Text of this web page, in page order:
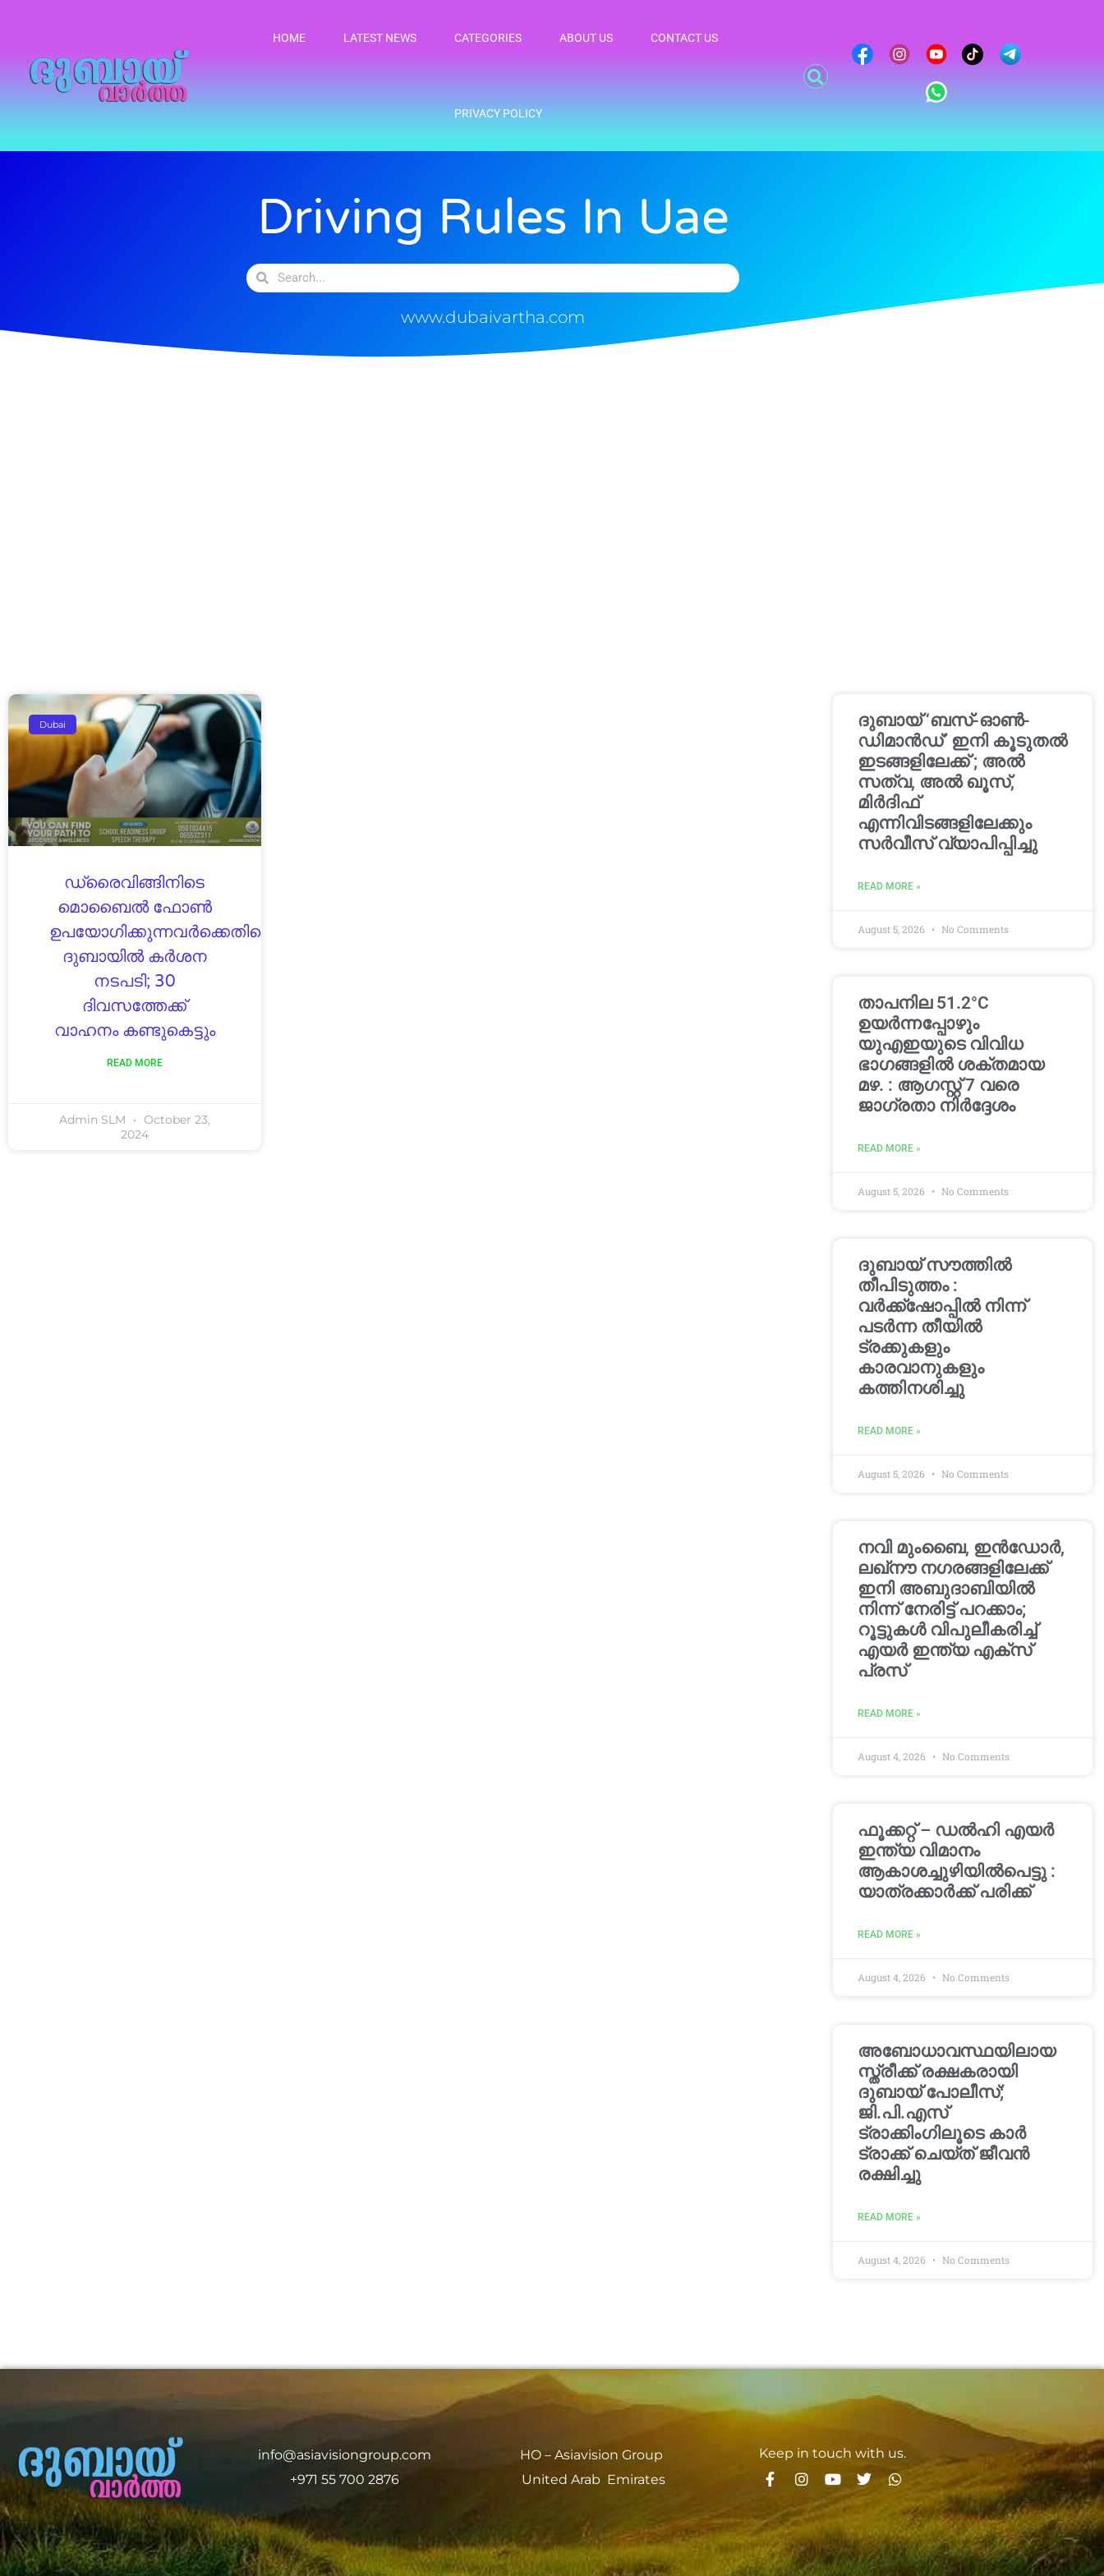
HOME LATEST NEWS CATEGORIES ABOUT US CONTACT US
PRIVACY POLICY
Driving Rules In Uae
www.dubaivartha.com
Dubai
ഡ്രൈവിങ്ങിനിടെ
മൊബൈൽ ഫോൺ
ഉപയോഗിക്കുന്നവർക്കെതിരെ
ദുബായിൽ കർശന
നടപടി; 30
ദിവസത്തേക്ക്
വാഹനം കണ്ടുകെട്ടും
READ MORE
Admin SLM
October 23,
2024
ദുബായ് ‘ബസ്-ഓൺ-
ഡിമാൻഡ്’ ഇനി കൂടുതൽ
ഇടങ്ങളിലേക്ക് ; അൽ
സത്വ, അൽ ഖൂസ്,
മിർദിഫ്
എന്നിവിടങ്ങളിലേക്കും
സർവീസ് വ്യാപിപ്പിച്ചു
READ MORE »
August 5, 2026 No Comments
താപനില 51.2°C
ഉയർന്നപ്പോഴും
യുഎഇയുടെ വിവിധ
ഭാഗങ്ങളിൽ ശക്തമായ
മഴ. : ആഗസ്റ്റ് 7 വരെ
ജാഗ്രതാ നിർദ്ദേശം
READ MORE »
August 5, 2026 No Comments
ദുബായ് സൗത്തിൽ
തീപിടുത്തം :
വർക്ക്‌ഷോപ്പിൽ നിന്ന്
പടർന്ന തീയിൽ
ട്രക്കുകളും
കാരവാനുകളും
കത്തിനശിച്ചു
READ MORE »
August 5, 2026 No Comments
നവി മുംബൈ, ഇൻഡോർ,
ലഖ്നൗ നഗരങ്ങളിലേക്ക്
ഇനി അബുദാബിയിൽ
നിന്ന് നേരിട്ട് പറക്കാം;
റൂട്ടുകൾ വിപുലീകരിച്ച്
എയർ ഇന്ത്യ എക്സ്
പ്രസ്
READ MORE »
August 4, 2026 No Comments
ഫൂക്കറ്റ് – ഡൽഹി എയര്‍
ഇന്ത്യ വിമാനം
ആകാശച്ചുഴിയില്‍പെട്ടു :
യാത്രക്കാര്‍ക്ക് പരിക്ക്
READ MORE »
August 4, 2026 No Comments
അബോധാവസ്ഥയിലായ
സ്ത്രീക്ക് രക്ഷകരായി
ദുബായ് പോലീസ്;
ജി.പി.എസ്
ട്രാക്കിംഗിലൂടെ കാർ
ട്രാക്ക് ചെയ്ത് ജീവൻ
രക്ഷിച്ചു
READ MORE »
August 4, 2026 No Comments
info@asiavisiongroup.com
+971 55 700 2876
HO – Asiavision Group
United Arab Emirates
Keep in touch with us.